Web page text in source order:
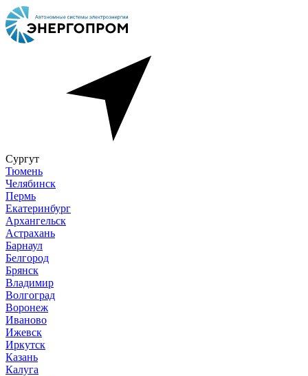
Сургут
Тюмень
Челябинск
Пермь
Екатеринбург
Архангельск
Астрахань
Барнаул
Белгород
Брянск
Владимир
Волгоград
Воронеж
Иваново
Ижевск
Иркутск
Казань
Калуга